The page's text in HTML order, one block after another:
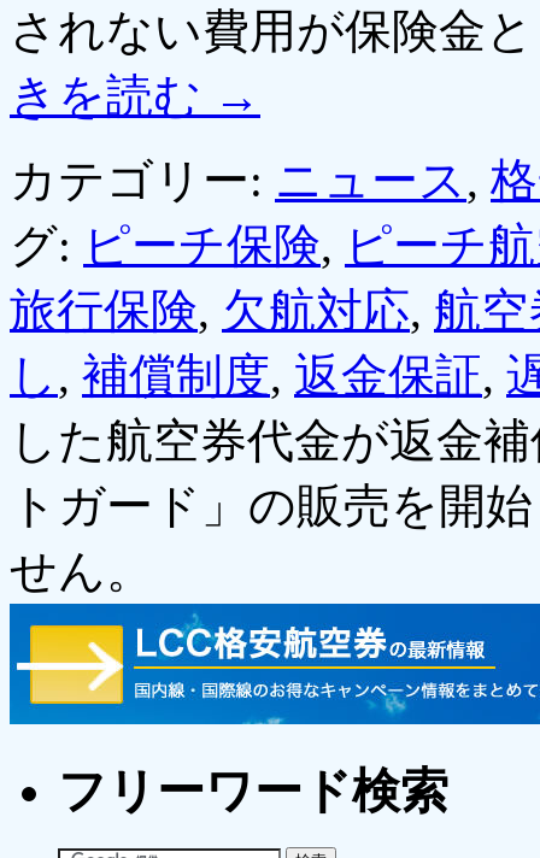
されない費用が保険金
きを読む →
カテゴリー: ニュース,
グ: ピーチ保険, ピーチ
旅行保険, 欠航対応, 航
し , 補償制度, 返金保証,
した航空券代金が返金
トガード」の販売を開
せん。
フリーワード検索